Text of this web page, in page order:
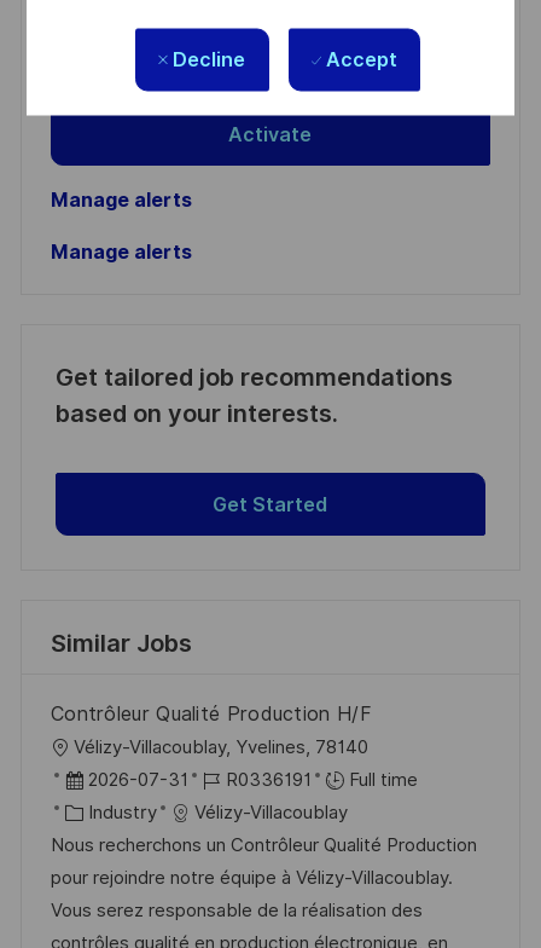
Decline Accept
Review and agree to the terms of processing
personal information
Activate
Manage alerts
Manage alerts
Get tailored job recommendations
based on your interests.
Get Started
Similar Jobs
Contrôleur Qualité Production H/F
L
o
c
a
t
i
o
Vélizy-Villacoublay, Yvelines, 78140
P
o
s
t
e
d
2026-07-31
J
o
b
I
d
R0336191
Full time
C
a
t
e
g
Industry
Vélizy-Villacoublay
Nous recherchons un Contrôleur Qualité Production
pour rejoindre notre équipe à Vélizy-Villacoublay.
Vous serez responsable de la réalisation des
contrôles qualité en production électronique, en